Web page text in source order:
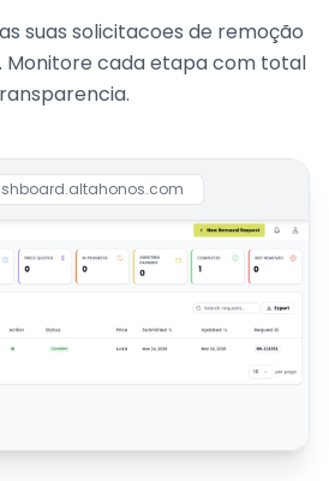
suas solicitacoes de remoção
Monitore cada etapa com total